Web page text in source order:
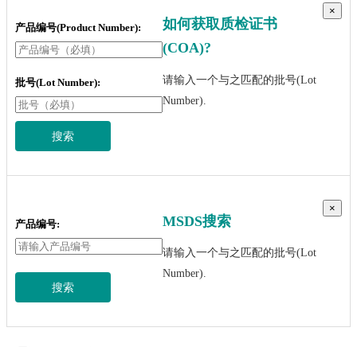
产品编号(Product Number):
批号(Lot Number):
搜索
如何获取质检证书
(COA)?
请输入一个与之匹配的批号(Lot
Number).
×
产品编号:
搜索
MSDS搜索
请输入一个与之匹配的批号(Lot
Number).
×